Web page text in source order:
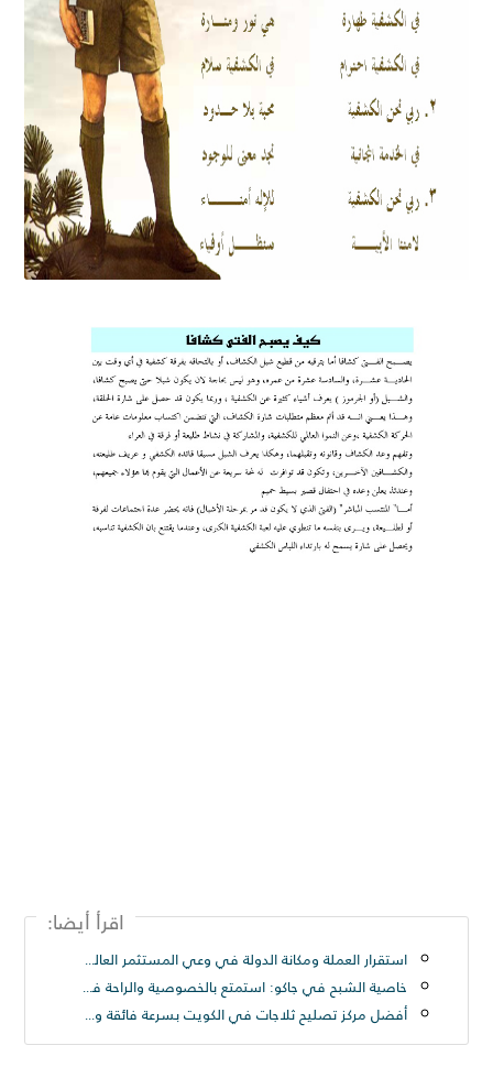
اقرأ أيضا:
استقرار العملة ومكانة الدولة في وعي المستثمر العالمي
خاصية الشبح في جاكو: استمتع بالخصوصية والراحة في تجربة بث مباشر فريدة
أفضل مركز تصليح ثلاجات في الكويت بسرعة فائقة ودقة عالية